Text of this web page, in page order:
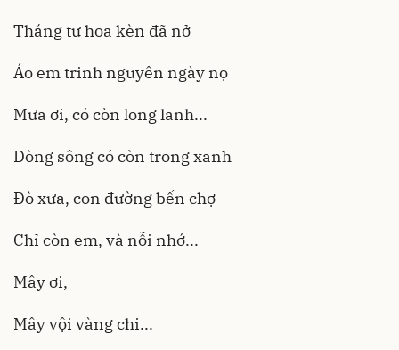
Tháng tư hoa kèn đã nở
Áo em trinh nguyên ngày nọ
Mưa ơi, có còn long lanh...
Dòng sông có còn trong xanh
Đò xưa, con đường bến chợ
Chỉ còn em, và nỗi nhớ...
Mây ơi,
Mây vội vàng chi...